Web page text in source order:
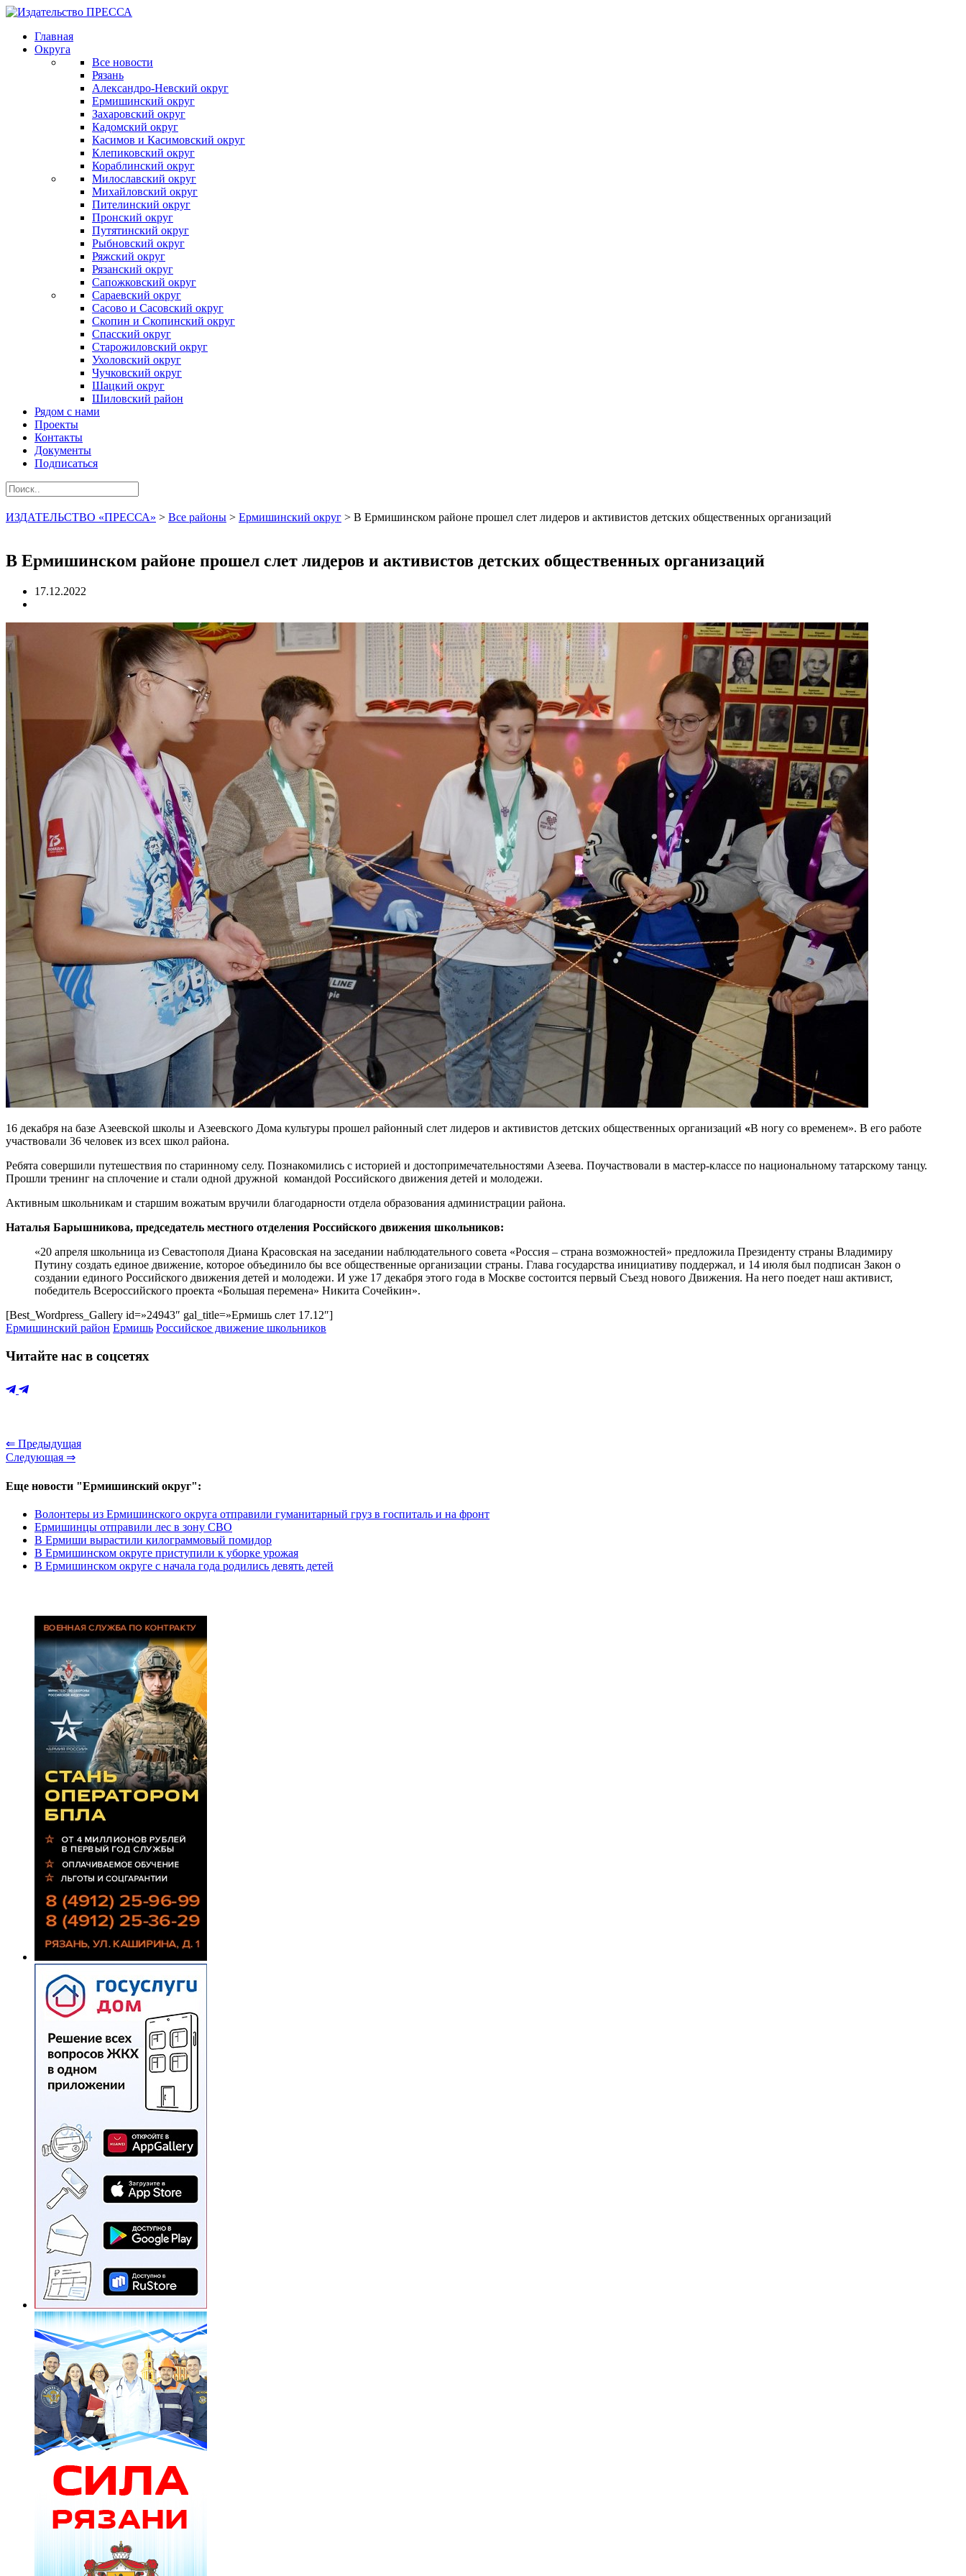
Главная
Округа
Все новости
Рязань
Александро-Невский округ
Ермишинский округ
Захаровский округ
Кадомский округ
Касимов и Касимовский округ
Клепиковский округ
Кораблинский округ
Милославский округ
Михайловский округ
Пителинский округ
Пронский округ
Путятинский округ
Рыбновский округ
Ряжский округ
Рязанский округ
Сапожковский округ
Сараевский округ
Сасово и Сасовский округ
Скопин и Скопинский округ
Спасский округ
Старожиловский округ
Ухоловский округ
Чучковский округ
Шацкий округ
Шиловский район
Рядом с нами
Проекты
Контакты
Документы
Подписаться
ИЗДАТЕЛЬСТВО «ПРЕССА» > Все районы > Ермишинский округ > В Ермишинском районе прошел слет лидеров и активистов детских общественных организаций
В Ермишинском районе прошел слет лидеров и активистов детских общественных организаций
17.12.2022
16 декабря на базе Азеевской школы и Азеевского Дома культуры прошел районный слет лидеров и активистов детских общественных организаций «В ногу со временем». В его работе
участвовали 36 человек из всех школ района.
Ребята совершили путешествия по старинному селу. Познакомились с историей и достопримечательностями Азеева. Поучаствовали в мастер-классе по национальному татарскому танцу.
Прошли тренинг на сплочение и стали одной дружной командой Российского движения детей и молодежи.
Активным школьникам и старшим вожатым вручили благодарности отдела образования администрации района.
Наталья Барышникова, председатель местного отделения Российского движения школьников:
«20 апреля школьница из Севастополя Диана Красовская на заседании наблюдательного совета «Россия – страна возможностей» предложила Президенту страны Владимиру
Путину создать единое движение, которое объединило бы все общественные организации страны. Глава государства инициативу поддержал, и 14 июля был подписан Закон о
создании единого Российского движения детей и молодежи. И уже 17 декабря этого года в Москве состоится первый Съезд нового Движения. На него поедет наш активист,
победитель Всероссийского проекта «Большая перемена» Никита Сочейкин».
[Best_Wordpress_Gallery id=»24943″ gal_title=»Ермишь слет 17.12″]
Ермишинский район Ермишь Российское движение школьников
Читайте нас в соцсетях
⇐ Предыдущая
Следующая ⇒
Еще новости "Ермишинский округ":
Волонтеры из Ермишинского округа отправили гуманитарный груз в госпиталь и на фронт
Ермишинцы отправили лес в зону СВО
В Ермиши вырастили килограммовый помидор
В Ермишинском округе приступили к уборке урожая
В Ермишинском округе с начала года родились девять детей